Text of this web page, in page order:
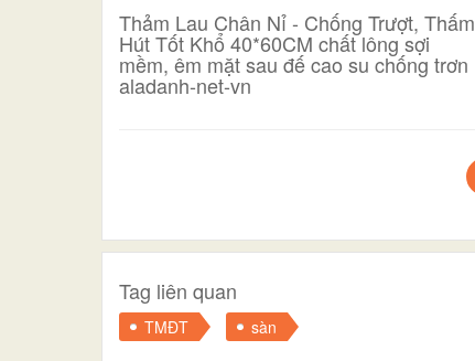
Thảm Lau Chân Nỉ - Chống Trượt, Thấm
Hút Tốt Khổ 40*60CM chất lông sợi
mềm, êm mặt sau đế cao su chống trơn
aladanh-net-vn
Tag liên quan
TMĐT sàn